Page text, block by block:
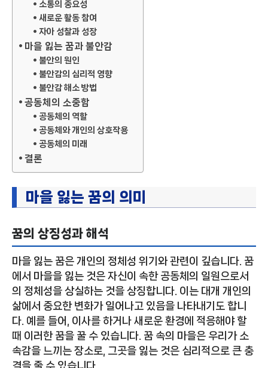
소통의 중요성
새로운 활동 참여
자아 성찰과 성장
마을 잃는 꿈과 불안감
불안의 원인
불안감의 심리적 영향
불안감 해소 방법
공동체의 소중함
공동체의 역할
공동체와 개인의 상호작용
공동체의 미래
결론
마을 잃는 꿈의 의미
꿈의 상징성과 해석
마을 잃는 꿈은 개인의 정체성 위기와 관련이 깊습니다. 꿈
에서 마을을 잃는 것은 자신이 속한 공동체의 일원으로서
의 정체성을 상실하는 것을 상징합니다. 이는 대개 개인의
삶에서 중요한 변화가 일어나고 있음을 나타내기도 합니
다. 예를 들어, 이사를 하거나 새로운 환경에 적응해야 할
때 이러한 꿈을 꿀 수 있습니다. 꿈 속의 마을은 우리가 소
속감을 느끼는 장소로, 그곳을 잃는 것은 심리적으로 큰 충
격을 줄 수 있습니다.